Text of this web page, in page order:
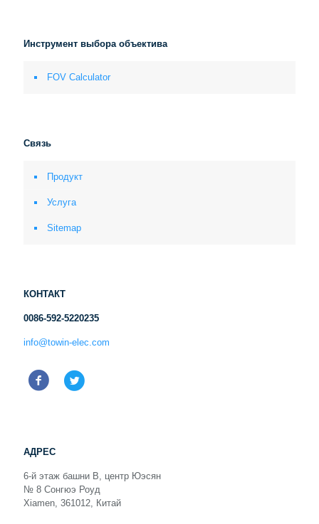
Инструмент выбора объектива
FOV Calculator
Связь
Продукт
Услуга
Sitemap
КОНТАКТ
0086-592-5220235
info@towin-elec.com
АДРЕС
6-й этаж башни B, центр Юэсян
№ 8 Сонгюэ Роуд
Xiamen, 361012, Китай